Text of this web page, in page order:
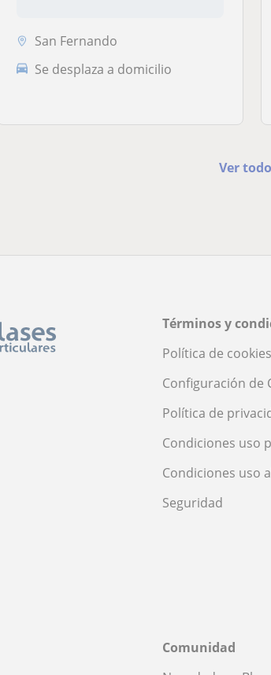
San Fernando
Se desplaza a domicilio
Ver
Términos y
Política de cookies
Configuración de
Política de
Condiciones uso
Condiciones uso
Seguridad
Comunidad